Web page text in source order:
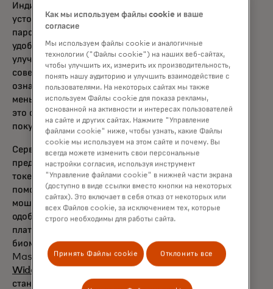
Индии по созданию более безопасной и
устойчивой платежной системы. Платежные
пароли — это не только скорость и
удобство, но и безопасность, а также
улучшение пользовательского опыта при
совершении покупок. Для бизнеса это
означает меньше брошенных корзин и
меньше мошенничества. Для потребителей
это означает более быструю оплату
покупок и душевное спокойствие.
Сервис платежных ключей Mastercard
предназначен для онлайн- или удалённых
токенизированных транзакций, что сегодня
помогает значительно снизить уровень
мошенничества и повысить уровень
одобрения. Объединяя токенизацию
платежных учетных данных с бесшовной
биометрической аутентификацией,
Mastercard объединяетEMVCo opens in a new tab
,World
Wide Web Consortium opens in a new tab
стандарты
FIDOopens in a new tab
Как мы используем файлы cookie и ваше
согласие
Мы используем файлы cookie и аналогичные
технологии ("Файлы cookie") на наших веб-сайтах,
чтобы улучшить их, измерить их производительность,
понять нашу аудиторию и улучшить взаимодействие с
пользователями. На некоторых сайтах мы также
используем Файлы cookie для показа рекламы,
основанной на активности и интересах пользователей
на сайте и других сайтах. Нажмите "Управление
файлами cookie" ниже, чтобы узнать, какие Файлы
cookie мы используем на этом сайте и почему. Вы
всегда можете изменить свои персональные
настройки согласия, используя инструмент
"Управление файлами cookie" в нижней части экрана
(доступно в виде ссылки вместо кнопки на некоторых
сайтах). Это включает в себя отказ от некоторых или
всех Файлов cookie, за исключением тех, которые
строго необходимы для работы сайта.
Принять Файлы cookie Отклонить все